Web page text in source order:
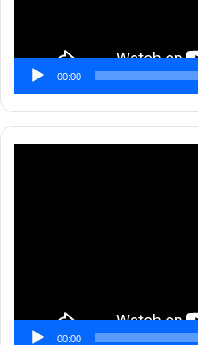
00:00
00:00